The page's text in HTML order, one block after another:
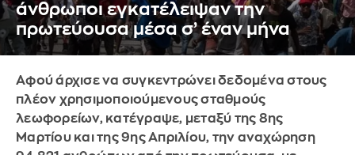
άνθρωποι εγκατέλειψαν την
πρωτεύουσα μέσα σ’ έναν μήνα
Αφού άρχισε να συγκεντρώνει δεδομένα στους
πλέον χρησιμοποιούμενους σταθμούς
λεωφορείων, κατέγραψε, μεταξύ της 8ης
Μαρτίου και της 9ης Απριλίου, την αναχώρηση